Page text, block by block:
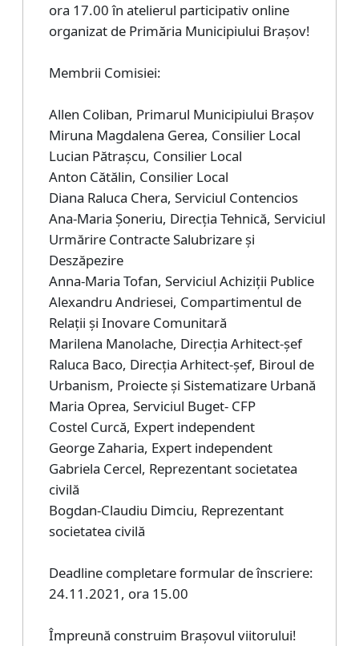
ora 17.00 în atelierul participativ online
organizat de Primăria Municipiului Brașov!
Membrii Comisiei:
Allen Coliban, Primarul Municipiului Brașov
Miruna Magdalena Gerea, Consilier Local
Lucian Pătrașcu, Consilier Local
Anton Cătălin, Consilier Local
Diana Raluca Chera, Serviciul Contencios
Ana-Maria Șoneriu, Direcția Tehnică, Serviciul
Urmărire Contracte Salubrizare și
Deszăpezire
Anna-Maria Tofan, Serviciul Achiziții Publice
Alexandru Andriesei, Compartimentul de
Relații și Inovare Comunitară
Marilena Manolache, Direcția Arhitect-șef
Raluca Baco, Direcția Arhitect-șef, Biroul de
Urbanism, Proiecte și Sistematizare Urbană
Maria Oprea, Serviciul Buget- CFP
Costel Curcă, Expert independent
George Zaharia, Expert independent
Gabriela Cercel, Reprezentant societatea
civilă
Bogdan-Claudiu Dimciu, Reprezentant
societatea civilă
Deadline completare formular de înscriere:
24.11.2021, ora 15.00
Împreună construim Brașovul viitorului!